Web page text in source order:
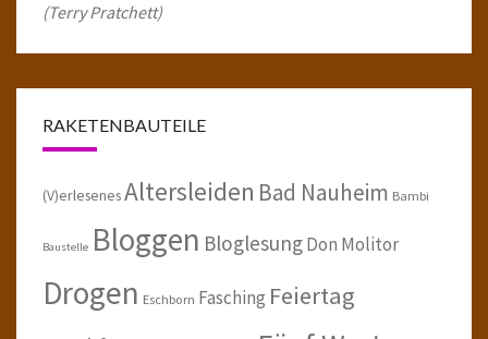
(Terry Pratchett)
RAKETENBAUTEILE
(V)erlesenesAltersleiden Bad Nauheim Bambi
Baustelle Bloggen BloglesungDon Molitor
Drogen Eschborn Fasching Feiertag